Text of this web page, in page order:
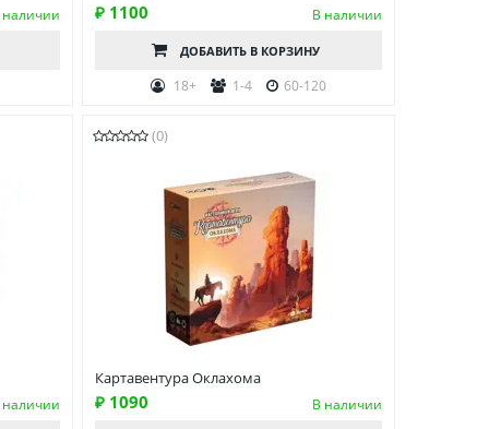
₽ 1100 В наличии
ДОБАВИТЬ В КОРЗИНУ
18+ 1-4 60-120
(0)
Картавентура Оклахома
₽ 1090 В наличии